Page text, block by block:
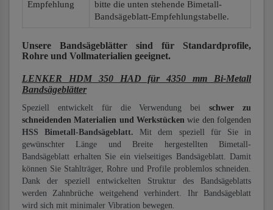
Empfehlung
bitte die unten stehende Bimetall-
Bandsägeblatt-Empfehlungstabelle.
Unsere Bandsägeblätter sind für Standardprofile,
Rohre und Vollmaterialien geeignet.
LENKER HDM 350 HAD für 4350 mm Bi-Metall
Bandsägeblätter
Speziell entwickelt für die Verwendung beischwer zu
schneidenden Materialien und Werkstücken wie den folgenden
HSS Bimetall-Bandsägeblatt. Mit dem speziell für Sie in
gewünschter Länge und Breite hergestellten Bimetall-
Bandsägeblatt erhalten Sie ein vielseitiges Bandsägeblatt. Damit
können Sie Stahlträger, Rohre und Profile problemlos schneiden.
Dank der speziell entwickelten Struktur des Bandsägeblatts
werden Zahnbrüche weitgehend verhindert. Ihr Bandsägeblatt
wird sich mit minimaler Vibration bewegen.